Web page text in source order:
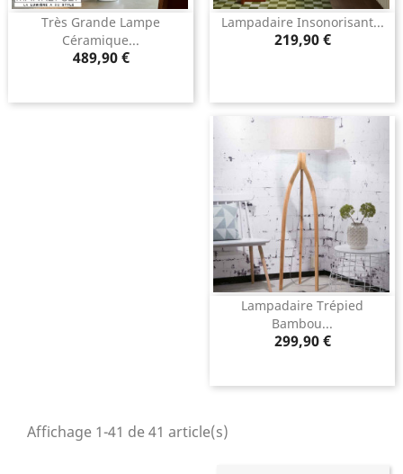
Très Grande Lampe
Céramique...
Prix
489,90 €
Lampadaire Insonorisant...
Prix
219,90 €
Lampadaire Trépied
Bambou...
Prix
299,90 €
Affichage 1-41 de 41 article(s)